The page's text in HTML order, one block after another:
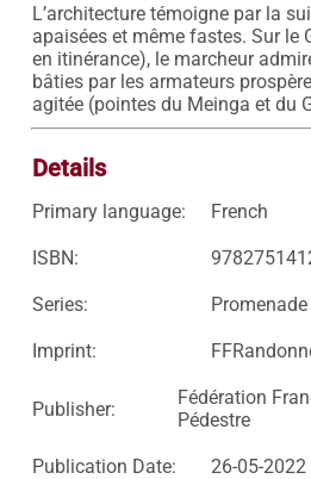
L’architecture témoigne par la
apaisées et même fastes. Sur le
en itinérance), le marcheur
bâties par les armateurs
agitée (pointes du Meinga et du
Details
Primary language: French
ISBN:
Series:
Imprint:
Publisher:
Fédération
Pédestre
Publication Date: 26-05-2022